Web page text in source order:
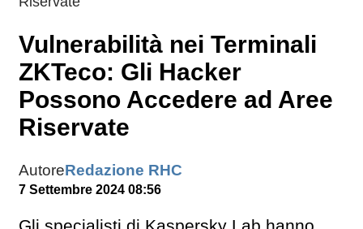
Vulnerabilità nei Terminali
ZKTeco: Gli Hacker
Possono Accedere ad Aree
Riservate
AutoreRedazione RHC
7 Settembre 2024 08:56